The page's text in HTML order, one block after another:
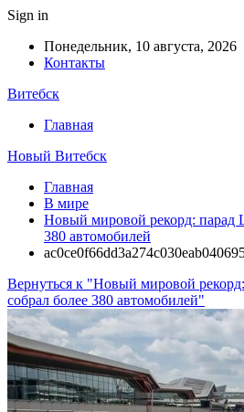
Sign in
Понедельник, 10 августа, 2026
Контакты
Витебск
Главная
Новый Витебск
Главная
В мире
Новый мировой рекорд: парад
380 автомобилей
Вернуться к "Новый мировой
собрал более 380 автомобилей"